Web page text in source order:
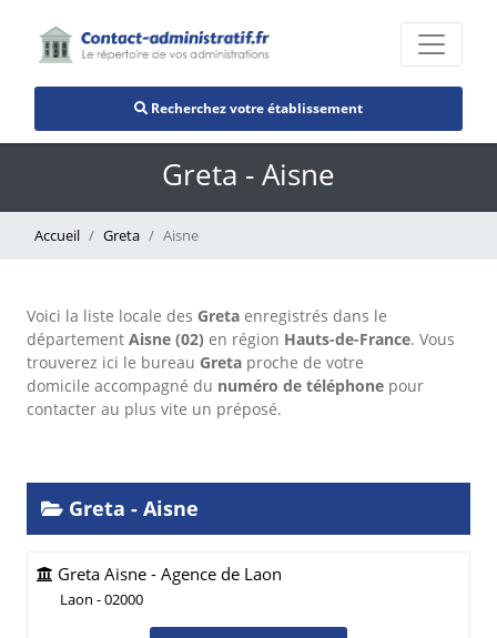
Recherchez votre établissement
Greta - Aisne
Accueil Greta Aisne
Voici la liste locale des Greta enregistrés dans le
département Aisne (02) en région Hauts-de-France. Vous
trouverez ici le bureau Greta proche de votre
domicile accompagné du numéro de téléphone pour
contacter au plus vite un préposé.
Greta - Aisne
Greta Aisne - Agence de Laon
Laon - 02000